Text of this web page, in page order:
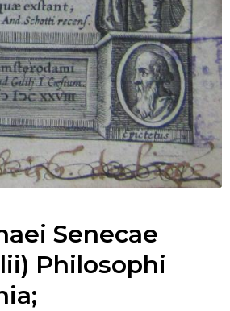
Senecae
Philosophi